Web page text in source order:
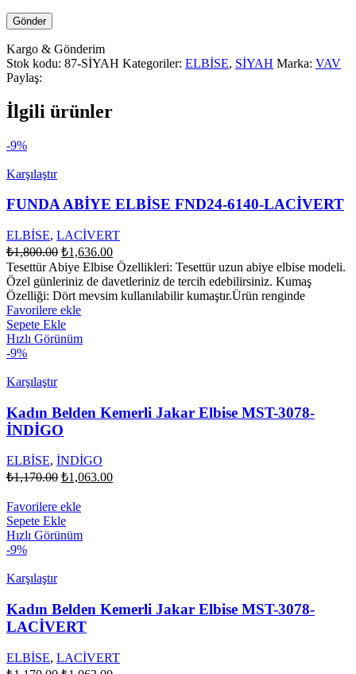
Kargo & Gönderim
Stok kodu: 87-SİYAH Kategoriler: ELBİSE, SİYAH Marka: VAV
Paylaş:
İlgili ürünler
-9%
Karşılaştır
FUNDA ABİYE ELBİSE FND24-6140-LACİVERT
ELBİSE, LACİVERT
₺1,800.00 Orijinal
fiyat:
₺1,800.00.
₺1,636.00Şu
andaki
fiyat:
₺1,636.00.
Tesettür Abiye Elbise Özellikleri: Tesettür uzun abiye elbise modeli.
Özel günleriniz de davetleriniz de tercih edebilirsiniz. Kumaş
Özelliği: Dört mevsim kullanılabilir kumaştır.Ürün renginde
Favorilere ekle
Sepete Ekle
Hızlı Görünüm
-9%
Karşılaştır
Kadın Belden Kemerli Jakar Elbise MST-3078-
İNDİGO
ELBİSE, İNDİGO
₺1,170.00 Orijinal
₺1,170.00.
₺1,063.00Şu
Favorilere ekle
Sepete Ekle
Hızlı Görünüm
-9%
Karşılaştır
Kadın Belden Kemerli Jakar Elbise MST-3078-
LACİVERT
ELBİSE, LACİVERT
Orijinal Şu